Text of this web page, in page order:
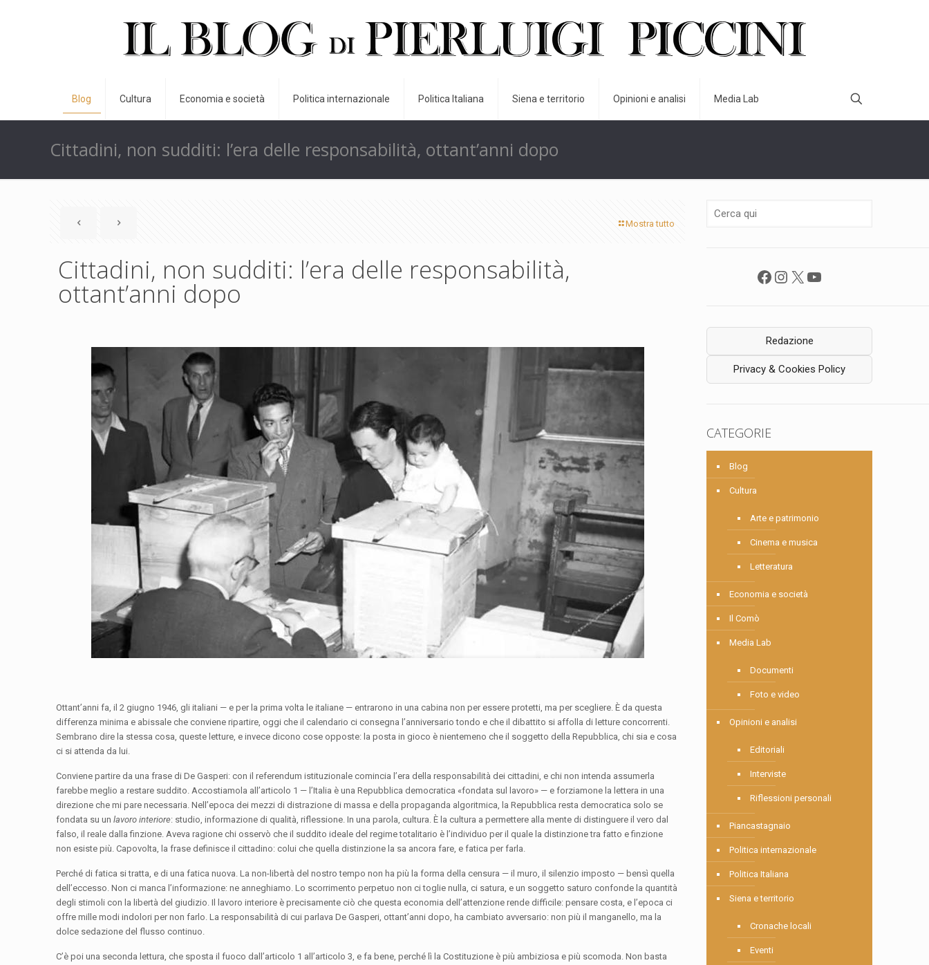
Blog Cultura Economia e società Politica internazionale Politica Italiana Siena e territorio Opinioni e analisi Media Lab
Cittadini, non sudditi: l’era delle responsabilità, ottant’anni dopo
Mostra tutto
Cittadini, non sudditi: l’era delle responsabilità,
ottant’anni dopo
Ottant’anni fa, il 2 giugno 1946, gli italiani — e per la prima volta le italiane — entrarono in una cabina non per essere protetti, ma per scegliere. È da questa
differenza minima e abissale che conviene ripartire, oggi che il calendario ci consegna l’anniversario tondo e che il dibattito si affolla di letture concorrenti.
Sembrano dire la stessa cosa, queste letture, e invece dicono cose opposte: la posta in gioco è nientemeno che il soggetto della Repubblica, chi sia e cosa
ci si attenda da lui.
Conviene partire da una frase di De Gasperi: con il referendum istituzionale comincia l’era della responsabilità dei cittadini, e chi non intenda assumerla
farebbe meglio a restare suddito. Accostiamola all’articolo 1 — l’Italia è una Repubblica democratica «fondata sul lavoro» — e forziamone la lettera in una
direzione che mi pare necessaria. Nell’epoca dei mezzi di distrazione di massa e della propaganda algoritmica, la Repubblica resta democratica solo se
fondata su unlavoro interiore: studio, informazione di qualità, riflessione. In una parola, cultura. È la cultura a permettere alla mente di distinguere il vero dal
falso, il reale dalla finzione. Aveva ragione chi osservò che il suddito ideale del regime totalitario è l’individuo per il quale la distinzione tra fatto e finzione
non esiste più. Capovolta, la frase definisce il cittadino: colui che quella distinzione la sa ancora fare, e fatica per farla.
Perché di fatica si tratta, e di una fatica nuova. La non-libertà del nostro tempo non ha più la forma della censura — il muro, il silenzio imposto — bensì quella
dell’eccesso. Non ci manca l’informazione: ne anneghiamo. Lo scorrimento perpetuo non ci toglie nulla, ci satura, e un soggetto saturo confonde la quantità
degli stimoli con la libertà del giudizio. Il lavoro interiore è precisamente ciò che questa economia dell’attenzione rende difficile: pensare costa, e l’epoca ci
offre mille modi indolori per non farlo. La responsabilità di cui parlava De Gasperi, ottant’anni dopo, ha cambiato avversario: non più il manganello, ma la
dolce sedazione del flusso continuo.
C’è poi una seconda lettura, che sposta il fuoco dall’articolo 1 all’articolo 3, e fa bene, perché lì la Costituzione è più ambiziosa e più scomoda. Non basta
Facebook
Instagram
X YouTube
Redazione
Privacy & Cookies Policy
CATEGORIE
Blog
Cultura
Arte e patrimonio
Cinema e musica
Letteratura
Economia e società
Il Comò
Media Lab
Documenti
Foto e video
Opinioni e analisi
Editoriali
Interviste
Riflessioni personali
Piancastagnaio
Politica internazionale
Politica Italiana
Siena e territorio
Cronache locali
Eventi